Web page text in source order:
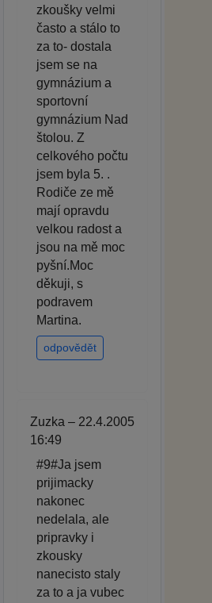
zkoušky velmi
často a stálo to
za to- dostala
jsem se na
gymnázium a
sportovní
gymnázium Nad
štolou. Z
celkového počtu
jsem byla 5. .
Rodiče ze mě
mají opravdu
velkou radost a
jsou na mě moc
pyšní.Moc
děkuji, s
podravem
Martina.
odpovědět
Zuzka – 22.4.2005
16:49
#9#Ja jsem
prijimacky
nakonec
nedelala, ale
pripravky i
zkousky
nanecisto staly
za to a ja vubec